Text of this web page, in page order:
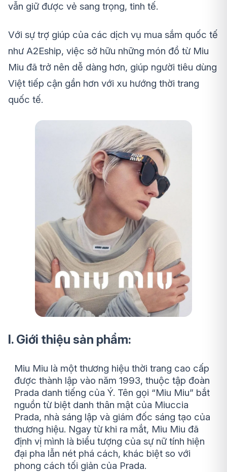
vẫn giữ được vẻ sang trọng, tinh tế.
Với sự trợ giúp của các dịch vụ mua sắm quốc tế
như A2Eship, việc sở hữu những món đồ từ Miu
Miu đã trở nên dễ dàng hơn, giúp người tiêu dùng
Việt tiếp cận gần hơn với xu hướng thời trang
quốc tế.
I. Giới thiệu sản phẩm:
Miu Miu là một thương hiệu thời trang cao cấp
được thành lập vào năm 1993, thuộc tập đoàn
Prada danh tiếng của Ý. Tên gọi “Miu Miu” bắt
nguồn từ biệt danh thân mật của Miuccia
Prada, nhà sáng lập và giám đốc sáng tạo của
thương hiệu. Ngay từ khi ra mắt, Miu Miu đã
định vị mình là biểu tượng của sự nữ tính hiện
đại pha lẫn nét phá cách, khác biệt so với
phong cách tối giản của Prada.